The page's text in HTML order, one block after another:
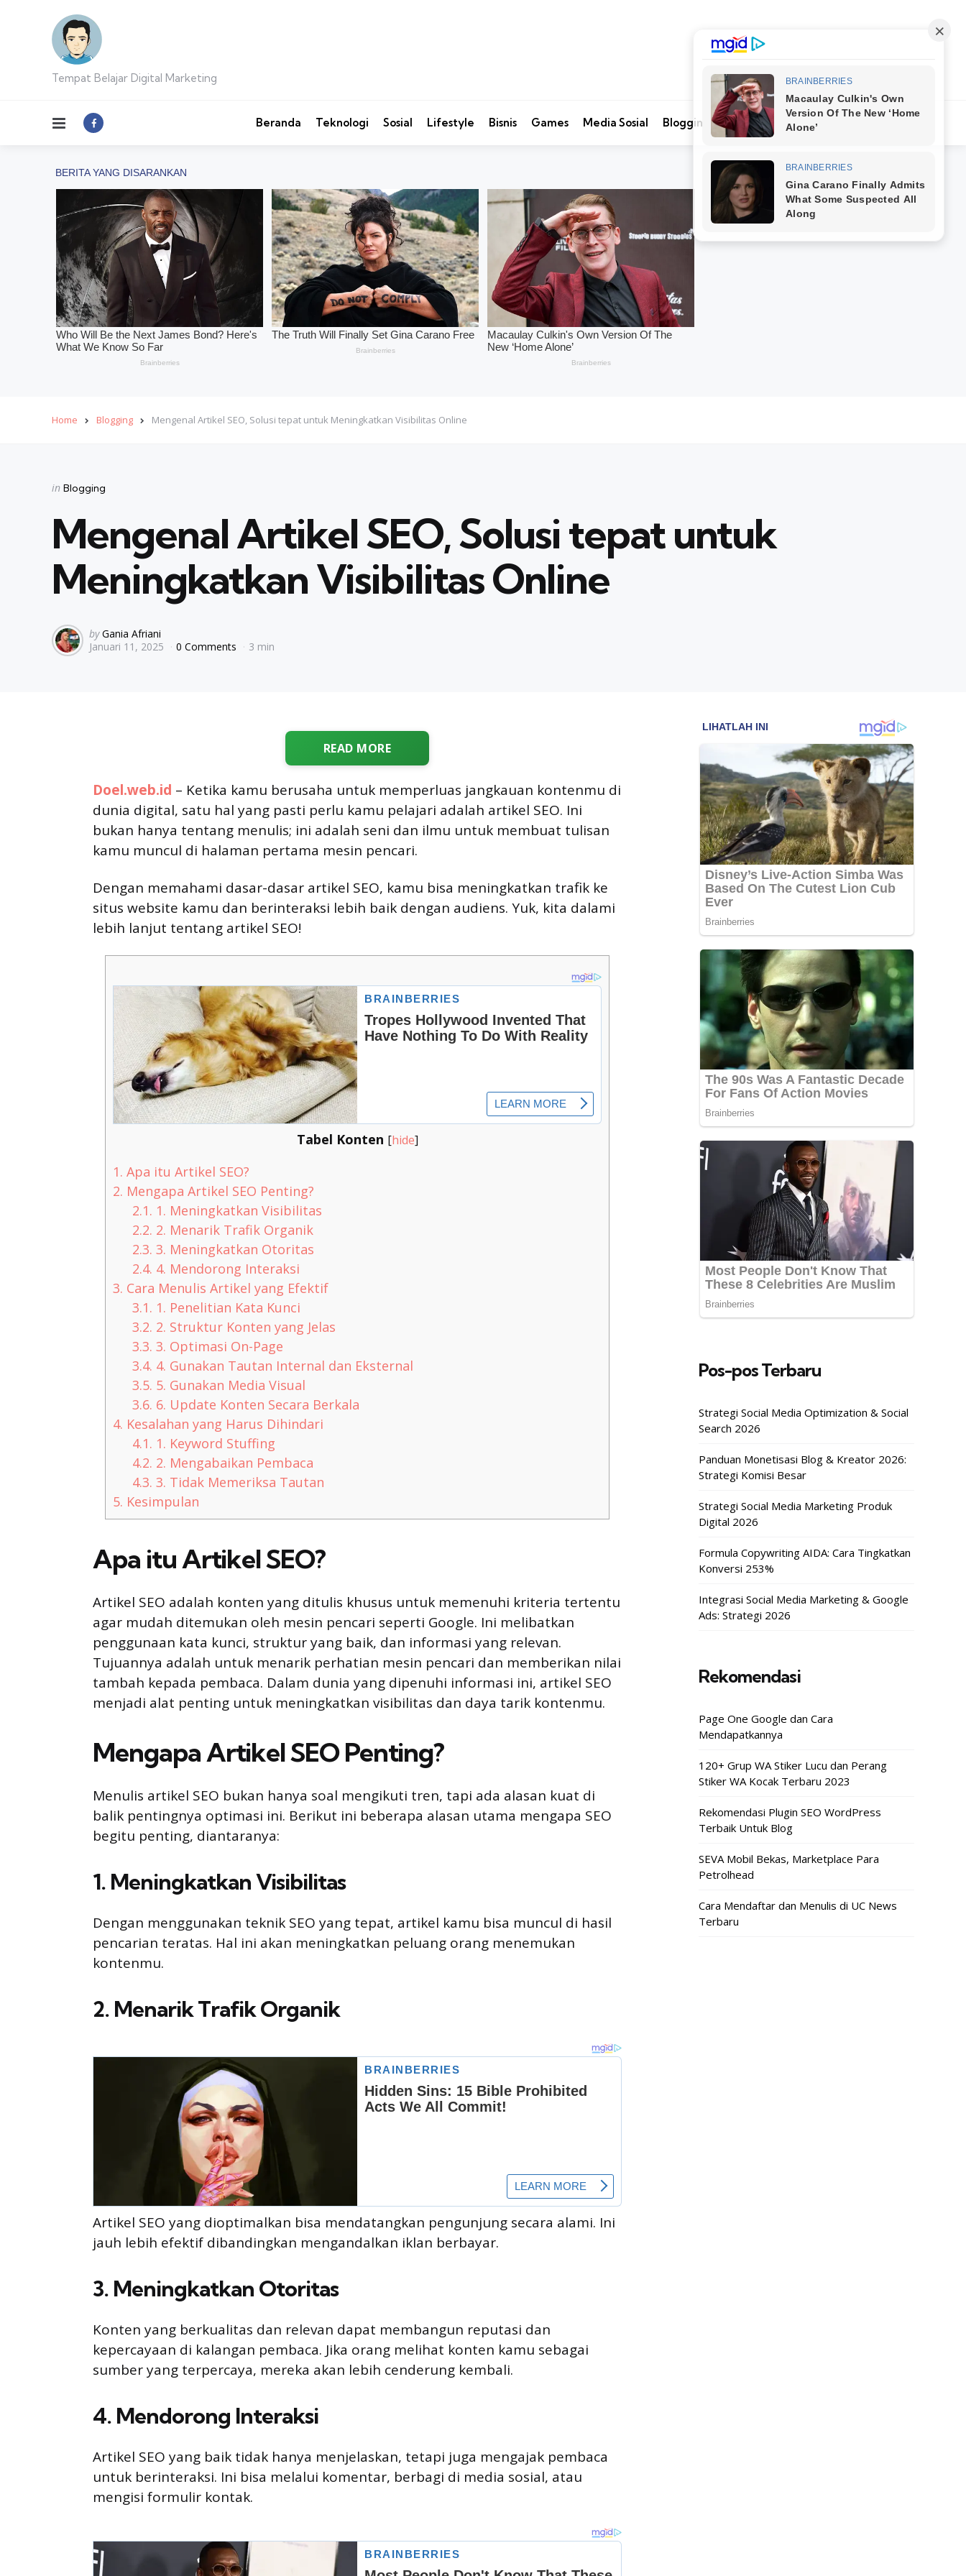
Tempat Belajar Digital Marketing
Menu Beranda Teknologi Sosial Lifestyle Bisnis Games Media Sosial Blogging Search
Home Blogging Mengenal Artikel SEO, Solusi tepat untuk Meningkatkan Visibilitas Online
Categories
Posted
in Blogging
Mengenal Artikel SEO, Solusi tepat untuk
Meningkatkan Visibilitas Online
Posted
by
by Gania Afriani
Januari 11, 2025
0 Comments 3 min
READ MORE
Doel.web.id – Ketika kamu berusaha untuk memperluas jangkauan kontenmu di
dunia digital, satu hal yang pasti perlu kamu pelajari adalah artikel SEO. Ini
bukan hanya tentang menulis; ini adalah seni dan ilmu untuk membuat tulisan
kamu muncul di halaman pertama mesin pencari.
Dengan memahami dasar-dasar artikel SEO, kamu bisa meningkatkan trafik ke
situs website kamu dan berinteraksi lebih baik dengan audiens. Yuk, kita dalami
lebih lanjut tentang artikel SEO!
Tabel Konten [hide]
1. Apa itu Artikel SEO?
2. Mengapa Artikel SEO Penting?
2.1. 1. Meningkatkan Visibilitas
2.2. 2. Menarik Trafik Organik
2.3. 3. Meningkatkan Otoritas
2.4. 4. Mendorong Interaksi
3. Cara Menulis Artikel yang Efektif
3.1. 1. Penelitian Kata Kunci
3.2. 2. Struktur Konten yang Jelas
3.3. 3. Optimasi On-Page
3.4. 4. Gunakan Tautan Internal dan Eksternal
3.5. 5. Gunakan Media Visual
3.6. 6. Update Konten Secara Berkala
4. Kesalahan yang Harus Dihindari
4.1. 1. Keyword Stuffing
4.2. 2. Mengabaikan Pembaca
4.3. 3. Tidak Memeriksa Tautan
5. Kesimpulan
Apa itu Artikel SEO?
Artikel SEO adalah konten yang ditulis khusus untuk memenuhi kriteria tertentu
agar mudah ditemukan oleh mesin pencari seperti Google. Ini melibatkan
penggunaan kata kunci, struktur yang baik, dan informasi yang relevan.
Tujuannya adalah untuk menarik perhatian mesin pencari dan memberikan nilai
tambah kepada pembaca. Dalam dunia yang dipenuhi informasi ini, artikel SEO
menjadi alat penting untuk meningkatkan visibilitas dan daya tarik kontenmu.
Mengapa Artikel SEO Penting?
Menulis artikel SEO bukan hanya soal mengikuti tren, tapi ada alasan kuat di
balik pentingnya optimasi ini. Berikut ini beberapa alasan utama mengapa SEO
begitu penting, diantaranya:
1. Meningkatkan Visibilitas
Dengan menggunakan teknik SEO yang tepat, artikel kamu bisa muncul di hasil
pencarian teratas. Hal ini akan meningkatkan peluang orang menemukan
kontenmu.
2. Menarik Trafik Organik
Artikel SEO yang dioptimalkan bisa mendatangkan pengunjung secara alami. Ini
jauh lebih efektif dibandingkan mengandalkan iklan berbayar.
3. Meningkatkan Otoritas
Konten yang berkualitas dan relevan dapat membangun reputasi dan
kepercayaan di kalangan pembaca. Jika orang melihat konten kamu sebagai
sumber yang terpercaya, mereka akan lebih cenderung kembali.
4. Mendorong Interaksi
Artikel SEO yang baik tidak hanya menjelaskan, tetapi juga mengajak pembaca
untuk berinteraksi. Ini bisa melalui komentar, berbagi di media sosial, atau
mengisi formulir kontak.
Pos-pos Terbaru
Strategi Social Media Optimization & Social
Search 2026
Panduan Monetisasi Blog & Kreator 2026:
Strategi Komisi Besar
Strategi Social Media Marketing Produk
Digital 2026
Formula Copywriting AIDA: Cara Tingkatkan
Konversi 253%
Integrasi Social Media Marketing & Google
Ads: Strategi 2026
Rekomendasi
Page One Google dan Cara
Mendapatkannya
120+ Grup WA Stiker Lucu dan Perang
Stiker WA Kocak Terbaru 2023
Rekomendasi Plugin SEO WordPress
Terbaik Untuk Blog
SEVA Mobil Bekas, Marketplace Para
Petrolhead
Cara Mendaftar dan Menulis di UC News
Terbaru